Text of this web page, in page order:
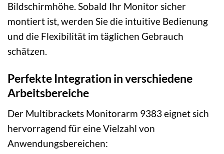
Bildschirmhöhe. Sobald Ihr Monitor sicher
montiert ist, werden Sie die intuitive Bedienung
und die Flexibilität im täglichen Gebrauch
schätzen.
Perfekte Integration in verschiedene
Arbeitsbereiche
Der Multibrackets Monitorarm 9383 eignet sich
hervorragend für eine Vielzahl von
Anwendungsbereichen: